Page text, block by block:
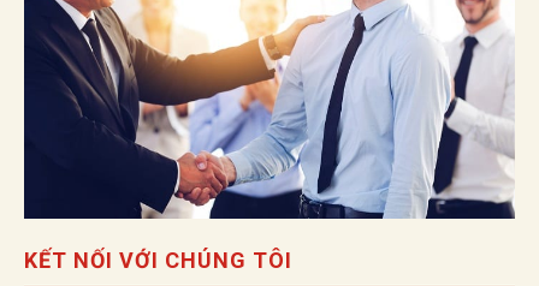
KẾT NỐI VỚI CHÚNG TÔI